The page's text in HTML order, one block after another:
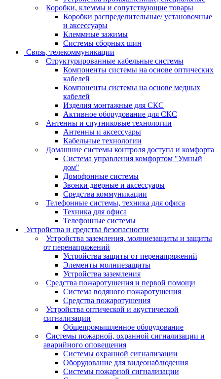
Коробки, клеммы и сопутствующие товары
Коробки распределительные/ установочные
и аксессуары
Клеммные зажимы
Системы сборных шин
Связь, телекоммуникации
Структурированные кабельные системы
Компоненты системы на основе оптических
кабелей
Компоненты системы на основе медных
кабелей
Изделия монтажные для СКС
Активное оборудование для СКС
Антенны и спутниковые технологии
Антенны и аксессуары
Кабельные технологии
Домашние системы контроля доступа и комфорта
Система управления комфортом "Умный
дом"
Домофонные системы
Звонки дверные и аксессуары
Средства коммуникации
Телефонные системы, техника для офиса
Техника для офиса
Телефонные системы
Устройства и средства безопасности
Устройства заземления, молниезащиты и защиты
от перенапряжений
Устройства защиты от перенапряжений
Элементы молниезащиты
Устройства заземления
Средства пожаротушения и первой помощи
Система водяного пожаротушения
Средства пожаротушения
Устройства оптической и акустической
сигнализации
Общепромышленное оборудование
Системы пожарной, охранной сигнализации и
аварийного оповещения
Системы охранной сигнализации
Оборудование для видеонаблюдения
Системы пожарной сигнализации